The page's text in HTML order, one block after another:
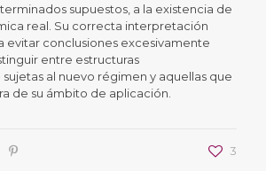
supuestos, a la existencia de
real. Su correcta interpretación
evitar conclusiones excesivamente
entre estructuras
al nuevo régimen y aquellas que
de su ámbito de aplicación.
3